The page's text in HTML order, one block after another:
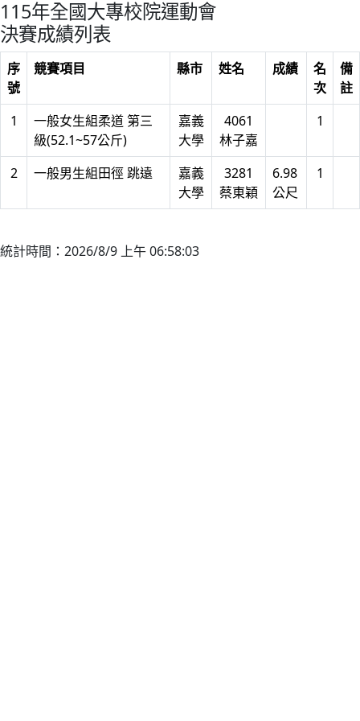
115年全國大專校院運動會
決賽成績列表
序
號
競賽項目 縣市 姓名 成績
名
次
備
註
1
一般女生組柔道 第三
級(52.1~57公斤)
嘉義
大學
4061
林子嘉
1
2 一般男生組田徑 跳遠
嘉義
大學
3281
蔡東穎
6.98
公尺
1
統計時間：2026/8/9 上午 06:58:03